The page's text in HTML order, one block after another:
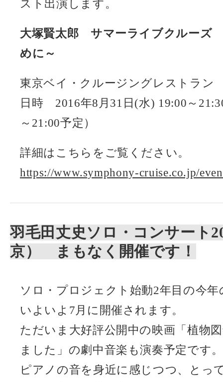
スト出演します。
大塚賢太郎 サマーライブクルーズ
めに～
東京ベイ・クルージングレストラ
日時 2016年8月31日(水) 19:00～
～21:00予定）
詳細はこちらをご覧ください。
https://www.symphony-cruise.co.jp/
羽毛田丈史ソロ・コンサート
京） まもなく開催です！
ソロ・プロジェクト始動2年目の今
いよいよ7月に開催されます。
ただいま大好評公開中の映画「植物
ました」の劇中音楽も演奏予定です
ピアノの音を身近に感じつつ、とっ